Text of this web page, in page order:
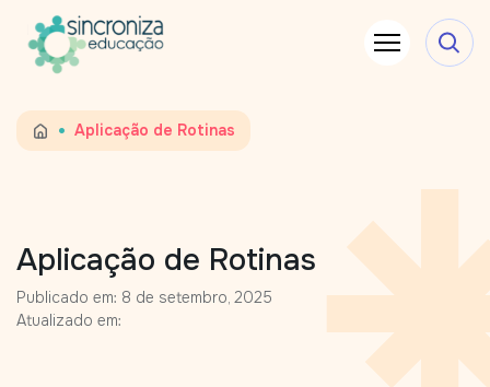
• Aplicação de Rotinas
Aplicação de Rotinas
Publicado em: 8 de setembro, 2025
Atualizado em: